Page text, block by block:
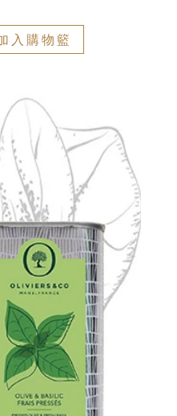
入購物籃